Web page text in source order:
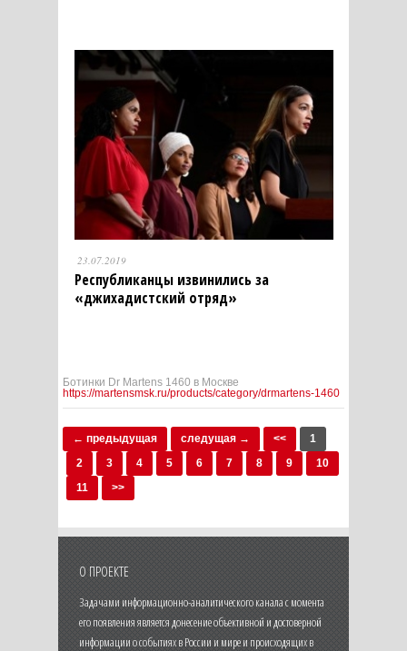
23.07.2019
Республиканцы извинились за
«джихадистский отряд»
Ботинки Dr Martens 1460 в Москве
https://martensmsk.ru/products/category/drmartens-1460
← предыдущая следущая → <<
1
2
3 4 5 6 7 8 9
10
11
>>
О ПРОЕКТЕ
Задачами информационно-аналитического канала с момента
его появления является донесение объективной и достоверной
информации о событиях в России и мире и происходящих в